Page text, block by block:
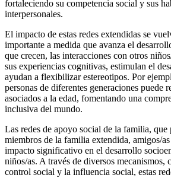
fortaleciendo su competencia social y sus
interpersonales.
El impacto de estas redes extendidas se
importante a medida que avanza el
que crecen, las interacciones con otros
sus experiencias cognitivas, estimulan el
ayudan a flexibilizar estereotipos. Por
personas de diferentes generaciones puede
asociados a la edad, fomentando una
inclusiva del mundo.
Las redes de apoyo social de la familia,
miembros de la familia extendida, amigos/
impacto significativo en el desarrollo
niños/as. A través de diversos mecanismos,
control social y la influencia social, estas